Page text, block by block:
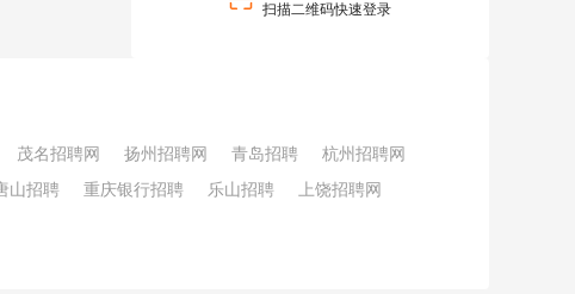
扫描二维码快速登录
茂名招聘网 扬州招聘网 青岛招聘
杭州招聘网
山招聘 重庆银行招聘 乐山招聘 上饶招聘网